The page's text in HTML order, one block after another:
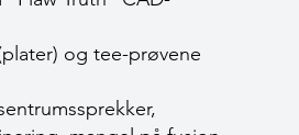
og tee-prøvene